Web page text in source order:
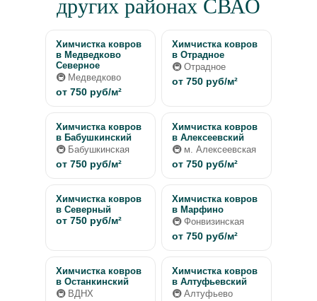
других районах СВАО
Химчистка ковров
в Медведково
Северное
🚇 Медведково
от 750 руб/м²
Химчистка ковров
в Отрадное
🚇 Отрадное
от 750 руб/м²
Химчистка ковров
в Бабушкинский
🚇 Бабушкинская
от 750 руб/м²
Химчистка ковров
в Алексеевский
🚇 м. Алексеевская
от 750 руб/м²
Химчистка ковров
в Северный
от 750 руб/м²
Химчистка ковров
в Марфино
🚇 Фонвизинская
от 750 руб/м²
Химчистка ковров
в Останкинский
🚇 ВДНХ
Химчистка ковров
в Алтуфьевский
🚇 Алтуфьево